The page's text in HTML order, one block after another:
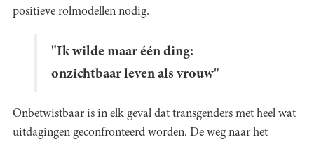
positieve rolmodellen nodig.
"Ik wilde maar één ding:
onzichtbaar leven als vrouw"
Onbetwistbaar is in elk geval dat transgenders met heel wat
uitdagingen geconfronteerd worden. De weg naar het